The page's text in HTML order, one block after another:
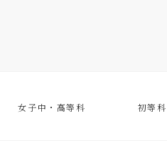
女子中・高等科 初等科